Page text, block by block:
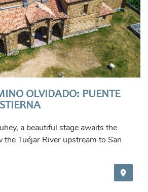
OLVIDADO: PUENTE
a beautiful stage awaits the
Tuéjar River upstream to San